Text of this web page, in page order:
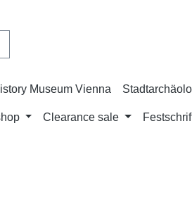
Museum Vienna
Clearance sale